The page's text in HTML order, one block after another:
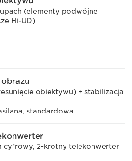
(elementy podwójne
Hi-UD)
obiektywu) + stabilizacja
standardowa
cyfrowy, 2-krotny telekonwerter